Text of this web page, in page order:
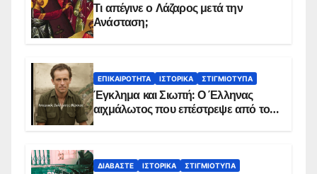
Τι απέγινε ο Λάζαρος μετά την
Ανάσταση;
ΕΠΙΚΑΙΡΌΤΗΤΑ ΙΣΤΟΡΙΚΆ ΣΤΙΓΜΙΌΤΥΠΑ
Έγκλημα και Σιωπή: Ο Έλληνας
αιχμάλωτος που επέστρεψε από το
ΔΙΑΒΆΣΤΕ ΙΣΤΟΡΙΚΆ ΣΤΙΓΜΙΌΤΥΠΑ